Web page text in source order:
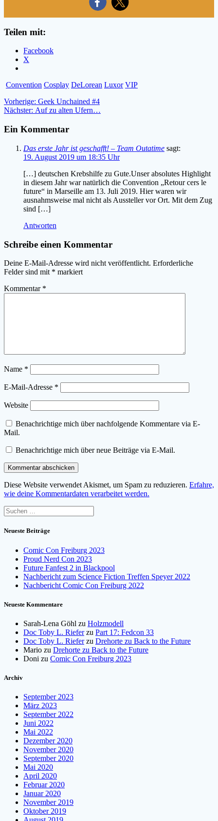
Teilen mit:
Facebook
X
Convention Cosplay DeLorean Luxor VIP
Beitragsnavigation
Vorherige: Vorheriger
Beitrag:
Geek Unchained #4
Nächster: Nächster
Auf zu alten Ufern…
Ein Kommentar
Das erste Jahr ist geschafft! – Team Outatime sagt:
19. August 2019 um 18:35 Uhr
[…] deutschen Krebshilfe zu Gute.Unser absolutes Highlight
in diesem Jahr war natürlich die Convention „Retour cers le
future“ in Marseille am 13. Juli 2019. Hier waren wir
ausnahmsweise mal nicht als Aussteller vor Ort. Mit dem Zug
sind […]
Antworten
Schreibe einen Kommentar
Deine E-Mail-Adresse wird nicht veröffentlicht. Erforderliche
Felder sind mit * markiert
Kommentar *
Name *
E-Mail-Adresse *
Website
Benachrichtige mich über nachfolgende Kommentare via E-
Mail.
Benachrichtige mich über neue Beiträge via E-Mail.
Diese Website verwendet Akismet, um Spam zu reduzieren. Erfahre,
wie deine Kommentardaten verarbeitet werden.
Suchen
nach:
Neueste Beiträge
Comic Con Freiburg 2023
Proud Nerd Con 2023
Future Fanfest 2 in Blackpool
Nachbericht zum Science Fiction Treffen Speyer 2022
Nachbericht Comic Con Freiburg 2022
Neueste Kommentare
Sarah-Lena Göhl zu Holzmodell
Doc Toby L. Rieferzu Part 17: Fedcon 33
Doc Toby L. Rieferzu Drehorte zu Back to the Future
Mario zu Drehorte zu Back to the Future
Doni zu Comic Con Freiburg 2023
Archiv
September 2023
März 2023
September 2022
Juni 2022
Mai 2022
Dezember 2020
November 2020
September 2020
Mai 2020
April 2020
Februar 2020
Januar 2020
November 2019
Oktober 2019